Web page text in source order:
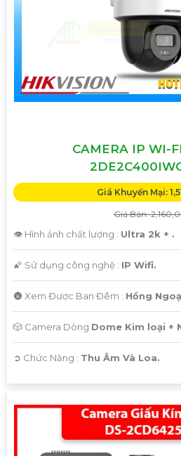
CAMERA IP WI-
Giá Khuyến Mại:
Giá Bán:
👁 Hình ảnh chất lượng : Ultra 2k + .
🌠 Sử dụng công nghệ : IP Wifi.
🌚 Xem Được Ban Đêm : Hồng
🎲 Camera Dòng Dome Kim loại +
️➲ Chức Năng : Thu Âm Và Loa.